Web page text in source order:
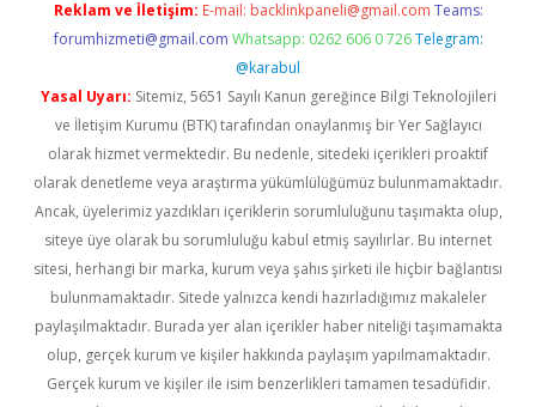
Reklam ve İletişim: E-mail: backlinkpaneli@gmail.com Teams:
forumhizmeti@gmail.com Whatsapp: 0262 606 0 726 Telegram:
@karabul
Yasal Uyarı: Sitemiz, 5651 Sayılı Kanun gereğince Bilgi Teknolojileri
ve İletişim Kurumu (BTK) tarafından onaylanmış bir Yer Sağlayıcı
olarak hizmet vermektedir. Bu nedenle, sitedeki içerikleri proaktif
olarak denetleme veya araştırma yükümlülüğümüz bulunmamaktadır.
Ancak, üyelerimiz yazdıkları içeriklerin sorumluluğunu taşımakta olup,
siteye üye olarak bu sorumluluğu kabul etmiş sayılırlar. Bu internet
sitesi, herhangi bir marka, kurum veya şahıs şirketi ile hiçbir bağlantısı
bulunmamaktadır. Sitede yalnızca kendi hazırladığımız makaleler
paylaşılmaktadır. Burada yer alan içerikler haber niteliği taşımamakta
olup, gerçek kurum ve kişiler hakkında paylaşım yapılmamaktadır.
Gerçek kurum ve kişiler ile isim benzerlikleri tamamen tesadüfidir.